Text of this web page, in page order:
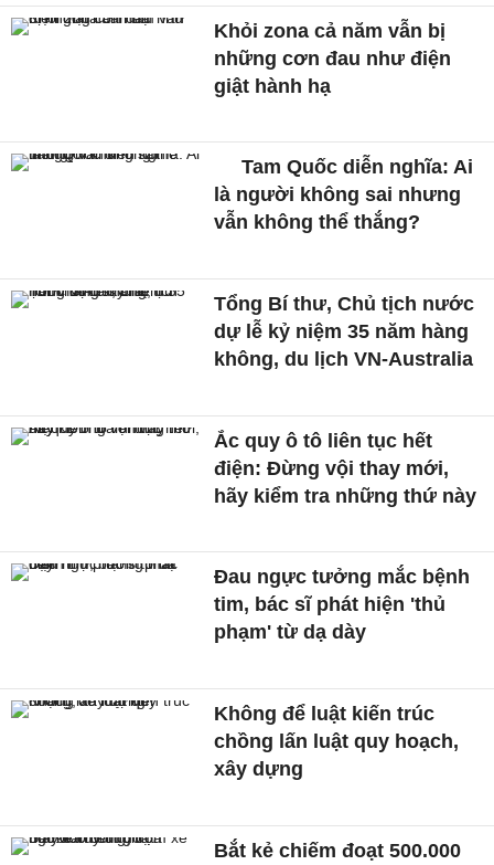
Khỏi zona cả năm vẫn bị
những cơn đau như điện
giật hành hạ
Tam Quốc diễn nghĩa: Ai
là người không sai nhưng
vẫn không thể thắng?
Tổng Bí thư, Chủ tịch nước
dự lễ kỷ niệm 35 năm hàng
không, du lịch VN-Australia
Ắc quy ô tô liên tục hết
điện: Đừng vội thay mới,
hãy kiểm tra những thứ này
Đau ngực tưởng mắc bệnh
tim, bác sĩ phát hiện 'thủ
phạm' từ dạ dày
Không để luật kiến trúc
chồng lấn luật quy hoạch,
xây dựng
Bắt kẻ chiếm đoạt 500.000